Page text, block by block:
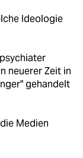
Ideologie
neuerer Zeit in
gehandelt
Medien